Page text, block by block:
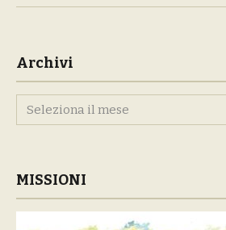
Archivi
Archivi
MISSIONI